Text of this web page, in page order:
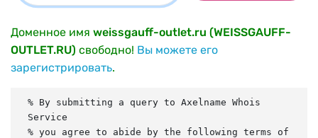
Доменное имя weissgauff-outlet.ru (WEISSGAUFF-
OUTLET.RU) свободно! Вы можете его
зарегистрировать.
% By submitting a query to Axelname Whois
Service
% you agree to abide by the following terms of